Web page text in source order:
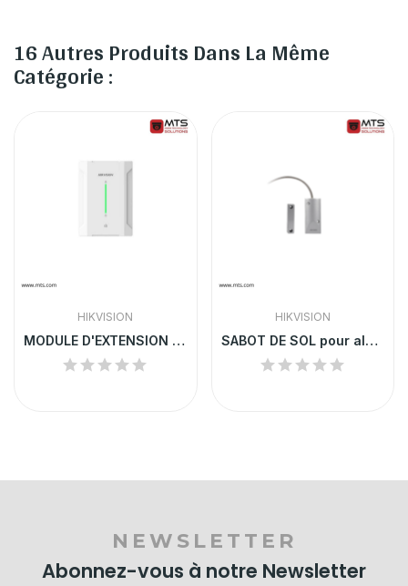
16 Autres Produits Dans La Même
Catégorie :
HIKVISION
MODULE D'EXTENSION DE SORTIE 4 RELAIS HIKVISION
HIKVISION
SABOT DE SOL pour alarme AX PRO HYBRID
NEWSLETTER
Abonnez-vous à notre Newsletter